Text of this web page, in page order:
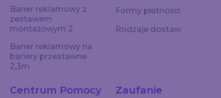
Baner reklamowy z
zestawem
montażowym 2
Baner reklamowy na
bariery przestawne
2,3m
Centrum Pomocy Zaufanie
Formy płatności
Rodzaje dostaw